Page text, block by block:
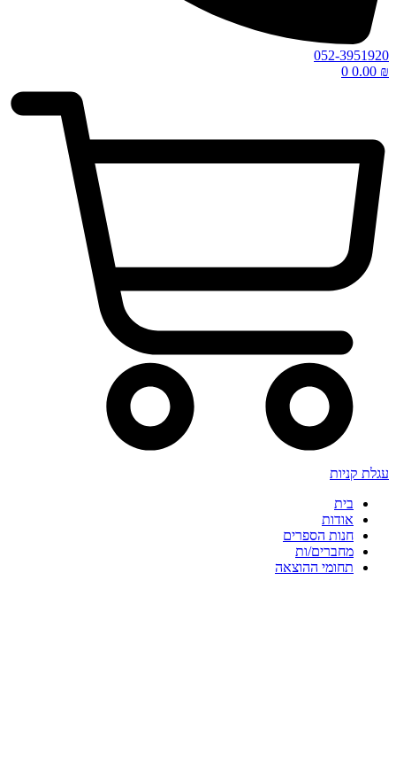
052-3951920
0.00 ₪
0
עגלת קניות
בית
אודות
חנות הספרים
מחברים/ות
תחומי ההוצאה